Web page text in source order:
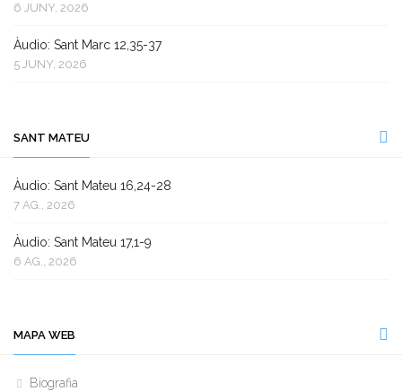
6 JUNY, 2026
Àudio: Sant Marc 12,35-37
5 JUNY, 2026
SANT MATEU
Àudio: Sant Mateu 16,24-28
7 AG., 2026
Àudio: Sant Mateu 17,1-9
6 AG., 2026
MAPA WEB
Biografia